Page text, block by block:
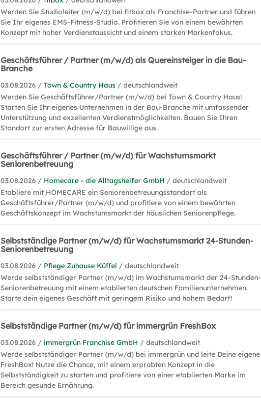
Werden Sie Studioleiter (m/w/d) bei fitbox als Franchise-Partner und führen
Sie Ihr eigenes EMS-Fitness-Studio. Profitieren Sie von einem bewährten
Konzept mit hoher Verdienstaussicht und einem starken Markenfokus.
Geschäftsführer / Partner (m/w/d) als Quereinsteiger in die Bau-
Branche
03.08.2026 /Town & Country Haus / deutschlandweit
Werden Sie Geschäftsführer/Partner (m/w/d) bei Town & Country Haus!
Starten Sie Ihr eigenes Unternehmen in der Bau-Branche mit umfassender
Unterstützung und exzellenten Verdienstmöglichkeiten. Bauen Sie Ihren
Standort zur ersten Adresse für Bauwillige aus.
Geschäftsführer / Partner (m/w/d) für Wachstumsmarkt
Seniorenbetreuung
03.08.2026 / Homecare - die Alltagshelfer GmbH / deutschlandweit
Etabliere mit HOMECARE ein Seniorenbetreuungsstandort als
Geschäftsführer/Partner (m/w/d) und profitiere von einem bewährten
Geschäftskonzept im Wachstumsmarkt der häuslichen Seniorenpflege.
Selbstständige Partner (m/w/d) für Wachstumsmarkt 24-Stunden-
Seniorenbetreuung
03.08.2026 / Pflege Zuhause Küffel / deutschlandweit
Werde selbstständiger Partner (m/w/d) im Wachstumsmarkt der 24-Stunden-
Seniorenbetreuung mit einem etablierten deutschen Familienunternehmen.
Starte dein eigenes Geschäft mit geringem Risiko und hohem Bedarf!
Selbstständige Partner (m/w/d) für immergrün FreshBox
03.08.2026 / immergrün Franchise GmbH / deutschlandweit
Werde selbstständiger Partner (m/w/d) bei immergrün und leite Deine eigene
FreshBox! Nutze die Chance, mit einem erprobten Konzept in die
Selbstständigkeit zu starten und profitiere von einer etablierten Marke im
Bereich gesunde Ernährung.